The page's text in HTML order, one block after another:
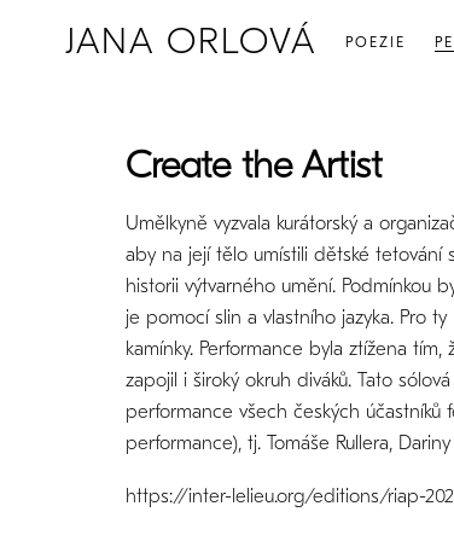
JANA ORLOVÁ POEZIE
Create the Artist
Umělkyně vyzvala kurátorský a
aby na její tělo umístili dětské tetování
historii výtvarného umění. Podmínkou
je pomocí slin a vlastního jazyka. Pro
kamínky. Performance byla ztížena
zapojil i široký okruh diváků. Tato
performance všech českých účastníků
performance), tj. Tomáše Rullera,
https://inter-lelieu.org/editions/riap-